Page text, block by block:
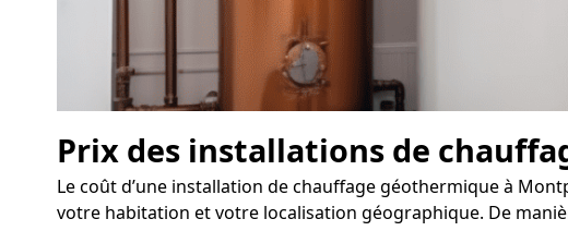
Prix des installations de
Le coût d’une installation de chauffage géothermique à
votre habitation et votre localisation géographique. De